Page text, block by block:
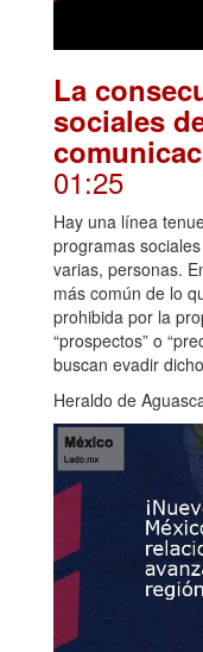
La
sociales
01:25
Hay una línea
programas
varias, personas.
más común de lo
prohibida por la
“prospectos” o
buscan evadir
Heraldo de